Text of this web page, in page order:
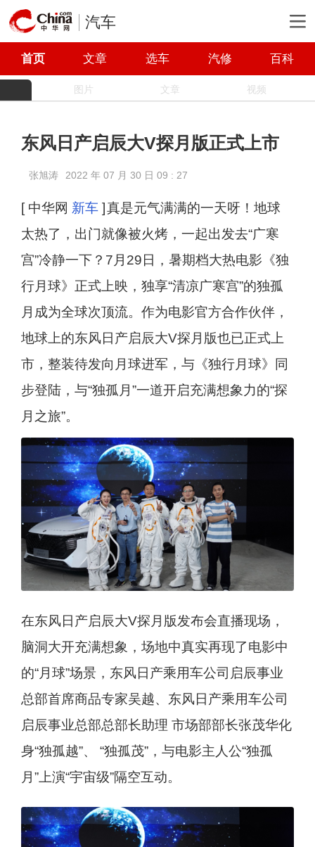
汽车
首页 文章 选车 汽修 百科
图片 文章 视频
东风日产启辰大V探月版正式上市
张旭涛 2022 年 07 月 30 日 09 : 27
[ 中华网 新车] 真是元气满满的一天呀！地球
太热了，出门就像被火烤，一起出发去“广寒
宫”冷静一下？7月29日，暑期档大热电影《独
行月球》正式上映，独享“清凉广寒宫”的独孤
月成为全球次顶流。作为电影官方合作伙伴，
地球上的东风日产启辰大V探月版也已正式上
市，整装待发向月球进军，与《独行月球》同
步登陆，与“独孤月”一道开启充满想象力的“探
月之旅”。
在东风日产启辰大V探月版发布会直播现场，
脑洞大开充满想象，场地中真实再现了电影中
的“月球”场景，东风日产乘用车公司启辰事业
总部首席商品专家吴越、东风日产乘用车公司
启辰事业总部总部长助理 市场部部长张茂华化
身“独孤越”、 “独孤茂”，与电影主人公“独孤
月”上演“宇宙级”隔空互动。